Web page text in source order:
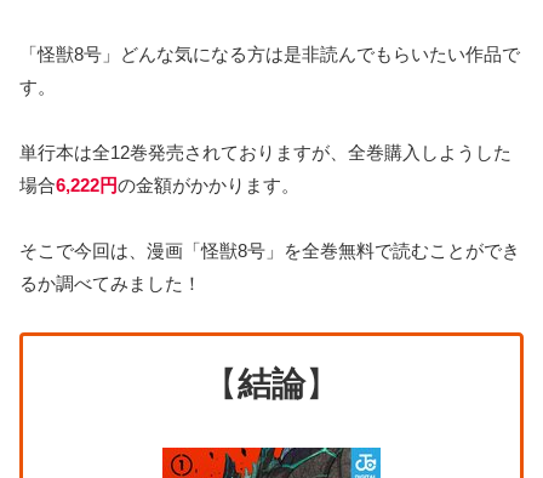
「怪獣8号」どんな気になる方は是非読んでもらいたい作品で
す。
単行本は全12巻発売されておりますが、全巻購入しようした
場合6,222円の金額がかかります。
そこで今回は、漫画「怪獣8号」を全巻無料で読むことができ
るか調べてみました！
【結論】